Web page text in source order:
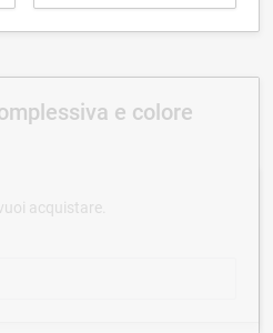
e colore
acquistare.